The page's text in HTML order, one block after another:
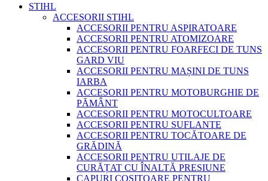
STIHL
ACCESORII STIHL
ACCESORII PENTRU ASPIRATOARE
ACCESORII PENTRU ATOMIZOARE
ACCESORII PENTRU FOARFECI DE TUNS
GARD VIU
ACCESORII PENTRU MAȘINI DE TUNS
IARBA
ACCESORII PENTRU MOTOBURGHIE DE
PĂMÂNT
ACCESORII PENTRU MOTOCULTOARE
ACCESORII PENTRU SUFLANTE
ACCESORII PENTRU TOCĂTOARE DE
GRĂDINĂ
ACCESORII PENTRU UTILAJE DE
CURĂȚAT CU ÎNALTĂ PRESIUNE
CAPURI COSITOARE PENTRU